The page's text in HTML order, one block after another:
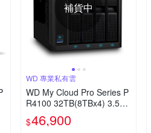
補貨中
WD 專業私有雲
WD My Cloud Pro Series P
R4100 32TB(8TBx4) 3.5吋
雲端儲存系統
$46,900